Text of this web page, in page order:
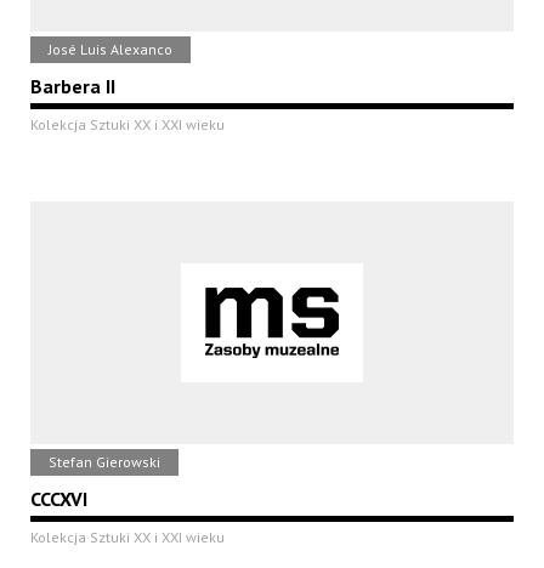
José Luis Alexanco
Barbera II
Kolekcja Sztuki XX i XXI wieku
Stefan Gierowski
CCCXVI
Kolekcja Sztuki XX i XXI wieku